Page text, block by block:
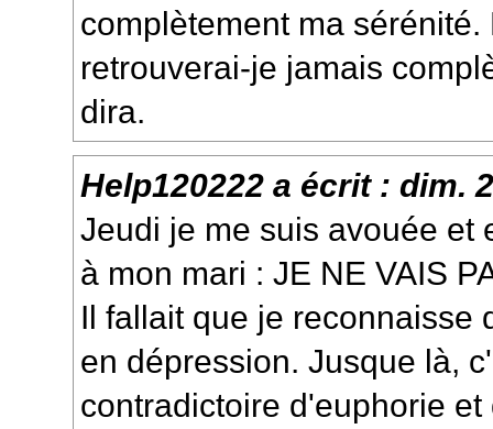
complètement ma
retrouverai-je jamais
dira.
Help120222 a écrit :dim.
Jeudi je me suis avouée et
à mon mari : JE NE VAIS
Il fallait que je reconnaisse
en dépression. Jusque là,
contradictoire d'euphorie